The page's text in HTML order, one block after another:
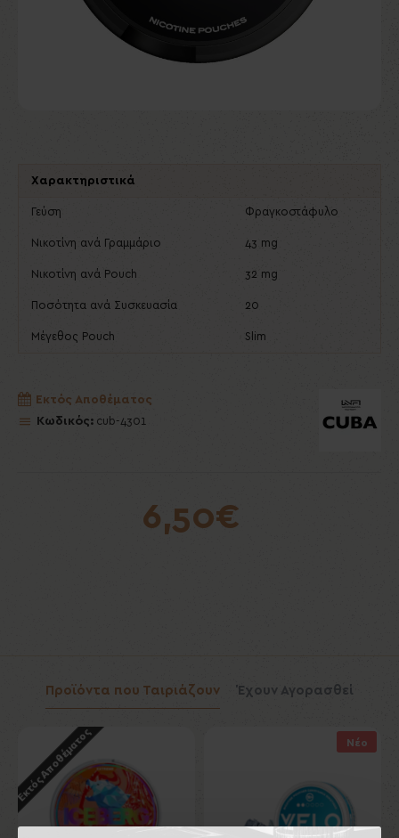
Χαρακτηριστικά
Γεύση Φραγκοστάφυλο
Νικοτίνη ανά Γραμμάριο 43 mg
Νικοτίνη ανά Pouch 32 mg
Ποσότητα ανά Συσκευασία 20
Μέγεθος Pouch Slim
6,50€
Εκτός Αποθέματος
Κωδικός: cub-4301
Προϊόντα που Ταιριάζουν Έχουν Αγορασθεί
Εκτός Αποθέματος Νέο